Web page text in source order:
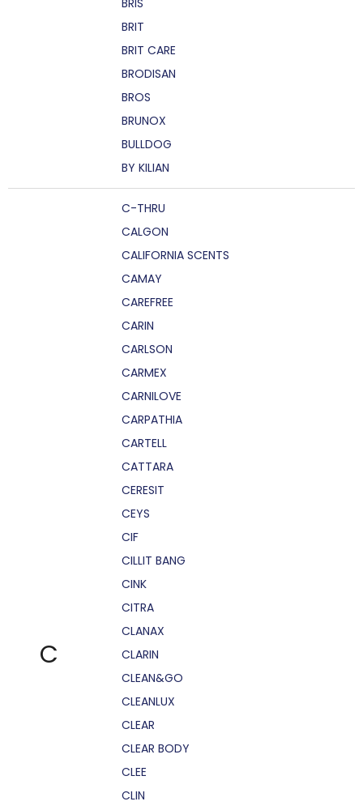
BRIS
BRIT
BRIT CARE
BRODISAN
BROS
BRUNOX
BULLDOG
BY KILIAN
C
C-THRU
CALGON
CALIFORNIA SCENTS
CAMAY
CAREFREE
CARIN
CARLSON
CARMEX
CARNILOVE
CARPATHIA
CARTELL
CATTARA
CERESIT
CEYS
CIF
CILLIT BANG
CINK
CITRA
CLANAX
CLARIN
CLEAN&GO
CLEANLUX
CLEAR
CLEAR BODY
CLEE
CLIN